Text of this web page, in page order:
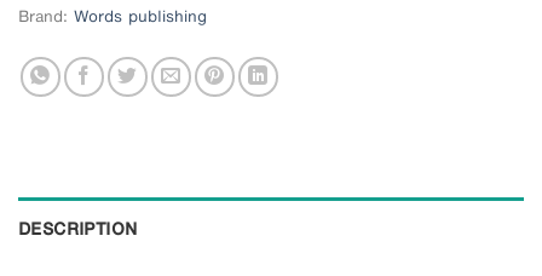
Brand: Words publishing
DESCRIPTION